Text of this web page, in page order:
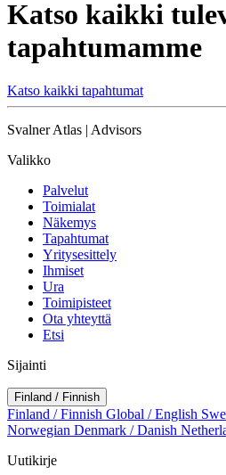
Katso kaikki
tapahtumamme
Katso kaikki tapahtumat
Svalner Atlas | Advisors
Valikko
Palvelut
Toimialat
Näkemys
Tapahtumat
Yritysesittely
Ihmiset
Ura
Toimipisteet
Ota yhteyttä
Etsi
Sijainti
Finland / Finnish
Finland / Finnish Global / English
Norwegian Denmark / Danish
Uutikirje